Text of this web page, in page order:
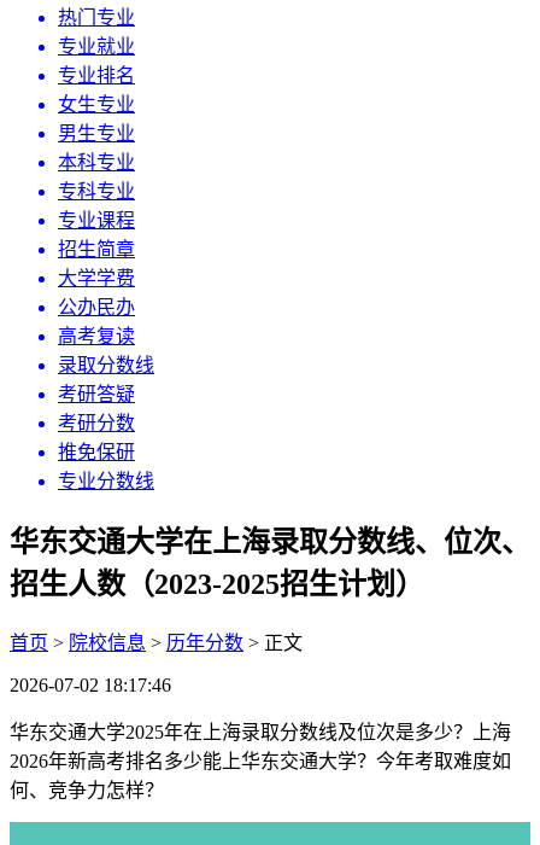
热门专业
专业就业
专业排名
女生专业
男生专业
本科专业
专科专业
专业课程
招生简章
大学学费
公办民办
高考复读
录取分数线
考研答疑
考研分数
推免保研
专业分数线
华东交通大学在上海录取分数线、位次、
招生人数（2023-2025招生计划）
首页 > 院校信息 > 历年分数 > 正文
2026-07-02 18:17:46
华东交通大学2025年在上海录取分数线及位次是多少？上海
2026年新高考排名多少能上华东交通大学？今年考取难度如
何、竞争力怎样？